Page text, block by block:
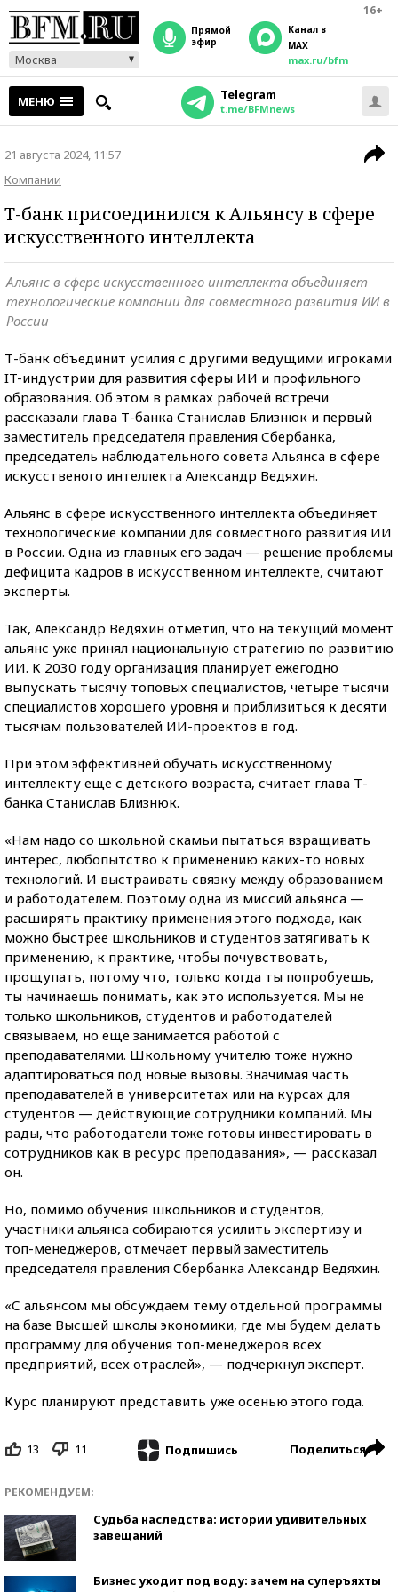
16+
Москва
прямой
эфир
Канал в
MAX
max.ru/bfm
МЕНЮ Telegram
t.me/BFMnews
21 августа 2024, 11:57
Компании
Т-банк присоединился к Альянсу в сфере
искусственного интеллекта
Альянс в сфере искусственного интеллекта объединяет
технологические компании для совместного развития ИИ в
России
Т-банк объединит усилия с другими ведущими игроками
IT-индустрии для развития сферы ИИ и профильного
образования. Об этом в рамках рабочей встречи
рассказали глава Т-банка Станислав Близнюк и первый
заместитель председателя правления Сбербанка,
председатель наблюдательного совета Альянса в сфере
искусственого интеллекта Александр Ведяхин.
Альянс в сфере искусственного интеллекта объединяет
технологические компании для совместного развития ИИ
в России. Одна из главных его задач — решение проблемы
дефицита кадров в искусственном интеллекте, считают
эксперты.
Так, Александр Ведяхин отметил, что на текущий момент
альянс уже принял национальную стратегию по развитию
ИИ. К 2030 году организация планирует ежегодно
выпускать тысячу топовых специалистов, четыре тысячи
специалистов хорошего уровня и приблизиться к десяти
тысячам пользователей ИИ-проектов в год.
При этом эффективней обучать искусственному
интеллекту еще с детского возраста, считает глава Т-
банка Станислав Близнюк.
«Нам надо со школьной скамьи пытаться взращивать
интерес, любопытство к применению каких-то новых
технологий. И выстраивать связку между образованием
и работодателем. Поэтому одна из миссий альянса —
расширять практику применения этого подхода, как
можно быстрее школьников и студентов затягивать к
применению, к практике, чтобы почувствовать,
прощупать, потому что, только когда ты попробуешь,
ты начинаешь понимать, как это используется. Мы не
только школьников, студентов и работодателей
связываем, но еще занимается работой с
преподавателями. Школьному учителю тоже нужно
адаптироваться под новые вызовы. Значимая часть
преподавателей в университетах или на курсах для
студентов — действующие сотрудники компаний. Мы
рады, что работодатели тоже готовы инвестировать в
сотрудников как в ресурс преподавания», — рассказал
он.
Но, помимо обучения школьников и студентов,
участники альянса собираются усилить экспертизу и
топ-менеджеров, отмечает первый заместитель
председателя правления Сбербанка Александр Ведяхин.
«С альянсом мы обсуждаем тему отдельной программы
на базе Высшей школы экономики, где мы будем делать
программу для обучения топ-менеджеров всех
предприятий, всех отраслей», — подчеркнул эксперт.
Курс планируют представить уже осенью этого года.
13 11 Подпишись Поделиться
РЕКОМЕНДУЕМ:
Судьба наследства: истории удивительных
завещаний
Бизнес уходит под воду: зачем на суперъяхты